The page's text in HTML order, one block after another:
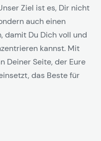
Ziel ist es, Dir nicht
auch einen
damit Du Dich voll und
kannst. Mit
Deiner Seite, der Eure
das Beste für